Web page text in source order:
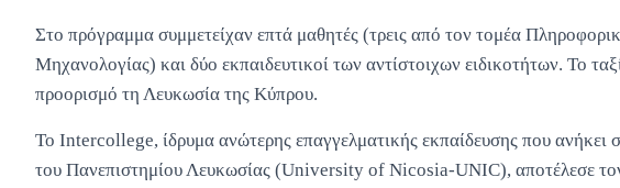
Στο πρόγραμμα συμμετείχαν επτά μαθητές (τρεις από τον τομέα
Μηχανολογίας) και δύο εκπαιδευτικοί των αντίστοιχων ειδικοτήτων. Το
προορισμό τη Λευκωσία της Κύπρου.
Το Intercollege, ίδρυμα ανώτερης επαγγελματικής εκπαίδευσης που ανήκει
του Πανεπιστημίου Λευκωσίας (University of Nicosia-UNIC), αποτέλεσε